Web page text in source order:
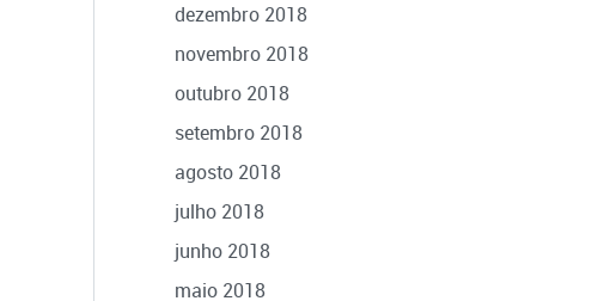
dezembro 2018
novembro 2018
outubro 2018
setembro 2018
agosto 2018
julho 2018
junho 2018
maio 2018